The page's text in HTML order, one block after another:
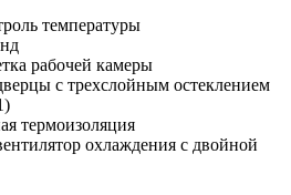
температуры
рабочей камеры
с трехслойным остеклением
термоизоляция
охлаждения с двойной